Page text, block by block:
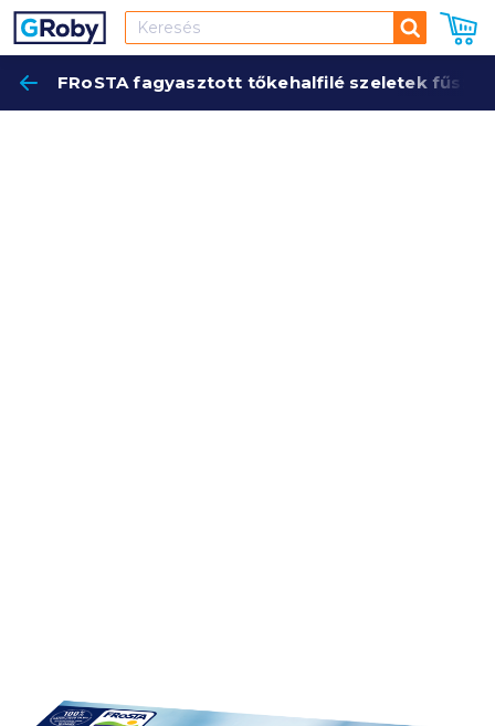
Keresés
FRoSTA fagyasztott tőkehalfilé szeletek